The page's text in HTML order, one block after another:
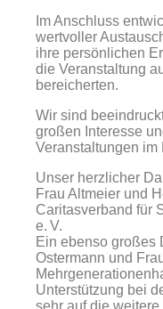
Im Anschluss
wertvoller
ihre persönlichen
die Veranstaltung
bereicherten.
Wir sind
großen Interesse
Veranstaltungen im
Unser herzlicher
Frau Altmeier und
Caritasverband für
e. V.
Ein ebenso großes
Ostermann und
Unterstützung bei